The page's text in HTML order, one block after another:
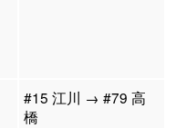
#15 江川 → #79 高
橋